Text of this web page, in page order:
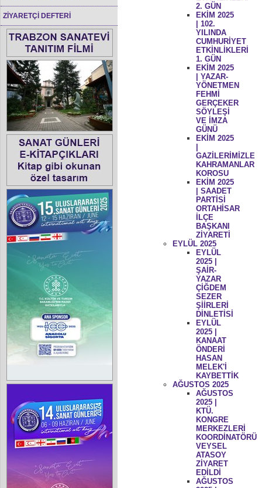
ZİYARETÇİ DEFTERİ
2. GÜN
EKİM 2025
| 102.
YILINDA
CUMHURİYET
ETKİNLİKLERİ
1. GÜN
EKİM 2025
| YAZAR-
YÖNETMEN
FEHMİ
GERÇEKER
SÖYLEŞİ
VE İMZA
GÜNÜ
EKİM 2025
GAZİLERİMİZLE
KAHRAMANLAR
KOROSU
EKİM 2025
| SAADET
PARTİSİ
ORTAHİSAR
İLÇE
BAŞKANI
ZİYARETİ
EYLÜL 2025
EYLÜL
2025 |
ŞAİR-
YAZAR
ÇİĞDEM
SEZER
ŞİİRLERİ
DİNLETİSİ
EYLÜL
2025 |
KANAAT
ÖNDERİ
HASAN
MELEK'İ
KAYBETTİK
AĞUSTOS 2025
AĞUSTOS
2025 |
KTÜ.
KONGRE
MERKEZLERİ
KOORDİNATÖRÜ
VEYSEL
ATASOY
ZİYARET
EDİLDİ
AĞUSTOS